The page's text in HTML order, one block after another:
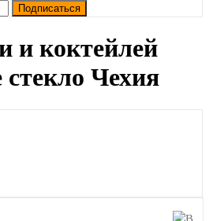
и коктейлей
стекло Чехия